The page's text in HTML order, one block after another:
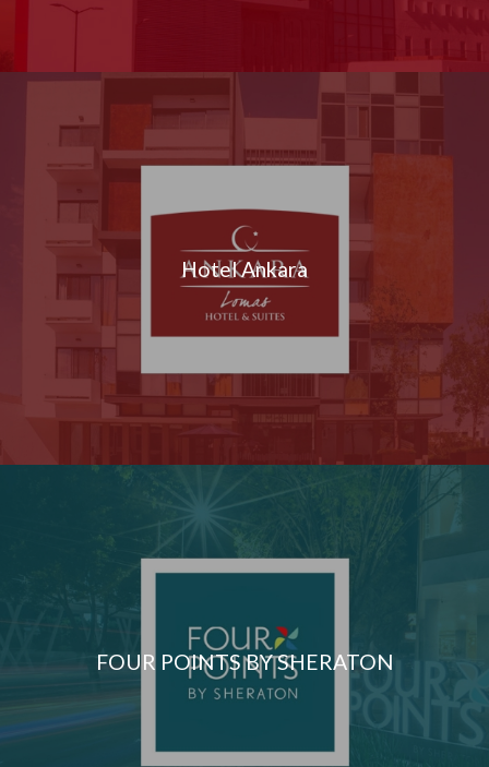
Hotel Ankara
FOUR POINTS BY SHERATON